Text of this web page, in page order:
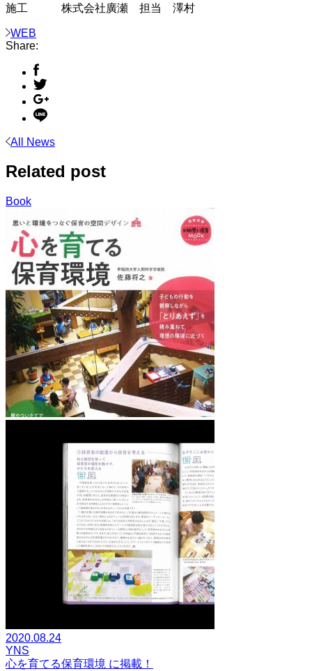
施工 株式会社廣瀬 担当 澤村
WEB
Share:
All News
Related post
Book
2020.08.24
YNS
心を育てる保育環境 に掲載！